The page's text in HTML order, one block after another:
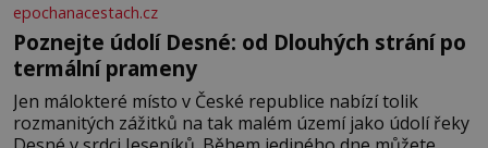
epochanacestach.cz
Poznejte údolí Desné: od Dlouhých strání po
termální prameny
Jen málokteré místo v České republice nabízí tolik
rozmanitých zážitků na tak malém území jako údolí řeky